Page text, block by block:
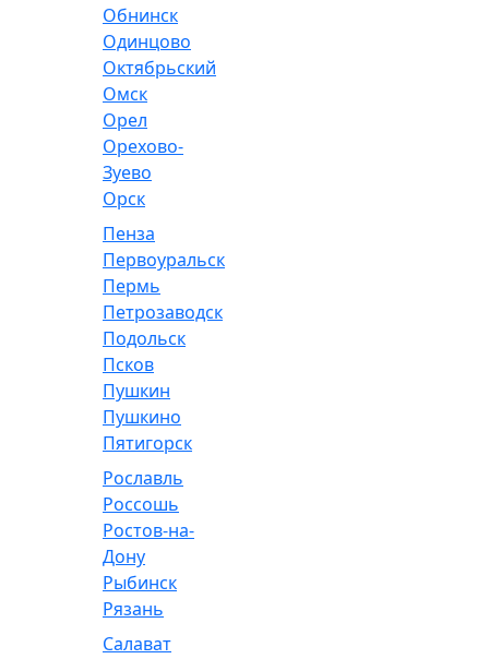
Обнинск
Одинцово
Октябрьский
Омск
Орел
Орехово-
Зуево
Орск
Пенза
Первоуральск
Пермь
Петрозаводск
Подольск
Псков
Пушкин
Пушкино
Пятигорск
Рославль
Россошь
Ростов-на-
Дону
Рыбинск
Рязань
Салават